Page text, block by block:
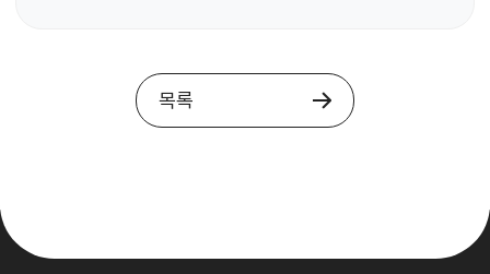
목록